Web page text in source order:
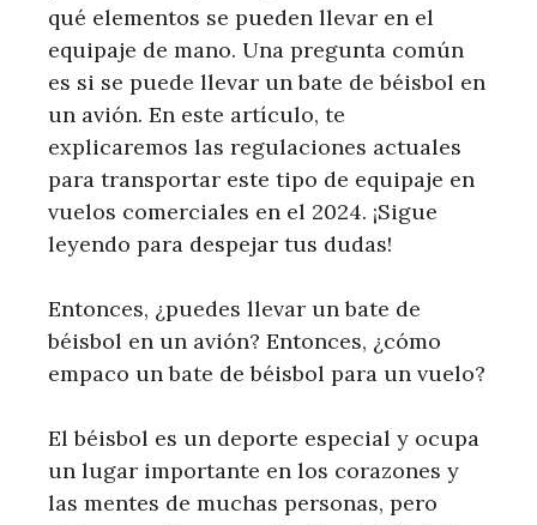
qué elementos se pueden llevar en el
equipaje de mano. Una pregunta común
es si se puede llevar un bate de béisbol en
un avión. En este artículo, te
explicaremos las regulaciones actuales
para transportar este tipo de equipaje en
vuelos comerciales en el 2024. ¡Sigue
leyendo para despejar tus dudas!
Entonces, ¿puedes llevar un bate de
béisbol en un avión? Entonces, ¿cómo
empaco un bate de béisbol para un vuelo?
El béisbol es un deporte especial y ocupa
un lugar importante en los corazones y
las mentes de muchas personas, pero